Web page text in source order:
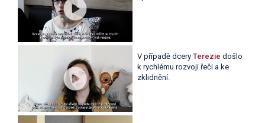
V případě dcery Terezie došlo
k rychlému rozvoji řeči a ke
zklidnění.